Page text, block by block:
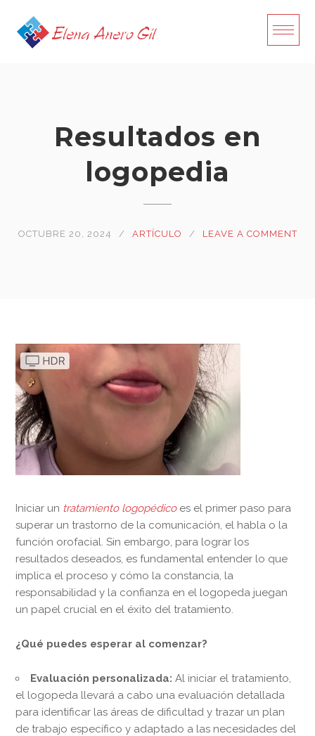
content
Resultados en
logopedia
OCTUBRE 20, 2024 ARTÍCULO LEAVE A COMMENT
Iniciar un tratamiento logopédico es el primer paso para
superar un trastorno de la comunicación, el habla o la
función orofacial. Sin embargo, para lograr los
resultados deseados, es fundamental entender lo que
implica el proceso y cómo la constancia, la
responsabilidad y la confianza en el logopeda juegan
un papel crucial en el éxito del tratamiento.
¿Qué puedes esperar al comenzar?
Evaluación personalizada: Al iniciar el tratamiento,
el logopeda llevará a cabo una evaluación detallada
para identificar las áreas de dificultad y trazar un plan
de trabajo específico y adaptado a las necesidades del